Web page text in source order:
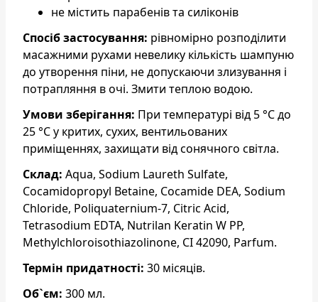
не містить парабенів та силіконів
Спосіб застосування: рівномірно розподілити
масажними рухами невелику кількість шампуню
до утворення піни, не допускаючи злизування і
потрапляння в очі. Змити теплою водою.
Умови зберігання: При температурі від 5 °С до
25 °С у критих, сухих, вентильованих
приміщеннях, захищати від сонячного світла.
Склад: Aqua, Sodium Laureth Sulfate,
Cocamidopropyl Betaine, Cocamide DEA, Sodium
Chloride, Poliquaternium-7, Citric Acid,
Tetrasodium EDTA, Nutrilan Keratin W PP,
Methylchloroisothiazolinone, CI 42090, Parfum.
Термін придатності: 30 місяців.
Об`єм: 300 мл.